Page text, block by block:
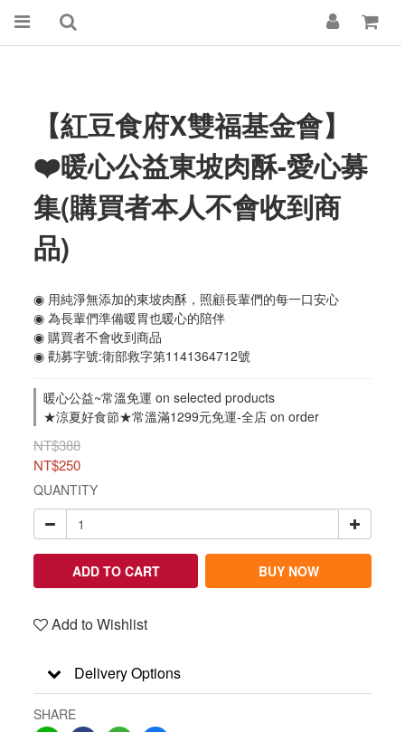
【紅豆食府X雙福基金會】
❤️暖心公益東坡肉酥-愛心募
集(購買者本人不會收到商
品)
◉ 用純淨無添加的東坡肉酥，照顧長輩們的每一口安心
◉ 為長輩們準備暖胃也暖心的陪伴
◉ 購買者不會收到商品
◉ 勸募字號:衛部救字第1141364712號
暖心公益~常溫免運 on selected products
★涼夏好食節★常溫滿1299元免運-全店 on order
NT$388
NT$250
QUANTITY
ADD TO CART BUY NOW
Add to Wishlist
Delivery Options
SHARE